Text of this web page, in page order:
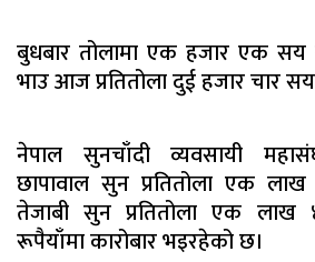
बुधबार तोलामा एक हजार एक
भाउ आज प्रतितोला दुई हजार चार
नेपाल सुनचाँदी व्यवसायी
छापावाल सुन प्रतितोला एक
तेजाबी सुन प्रतितोला एक
रूपैयाँमा कारोबार भइरहेको छ।